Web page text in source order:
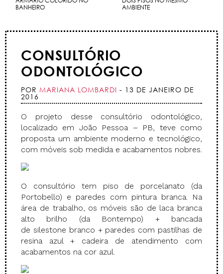
BANHEIRO
AMBIENTE
CONSULTÓRIO
ODONTOLÓGICO
POR MARIANA LOMBARDI - 13 DE JANEIRO DE
2016
O projeto desse consultório odontológico,
localizado em João Pessoa – PB, teve como
proposta um ambiente moderno e tecnológico,
com móveis sob medida e acabamentos nobres.
O consultório tem piso de porcelanato (da
Portobello) e paredes com pintura branca. Na
área de trabalho, os móveis são de laca branca
alto brilho (da Bontempo) + bancada
de silestone branco + paredes com pastilhas de
resina azul + cadeira de atendimento com
acabamentos na cor azul.